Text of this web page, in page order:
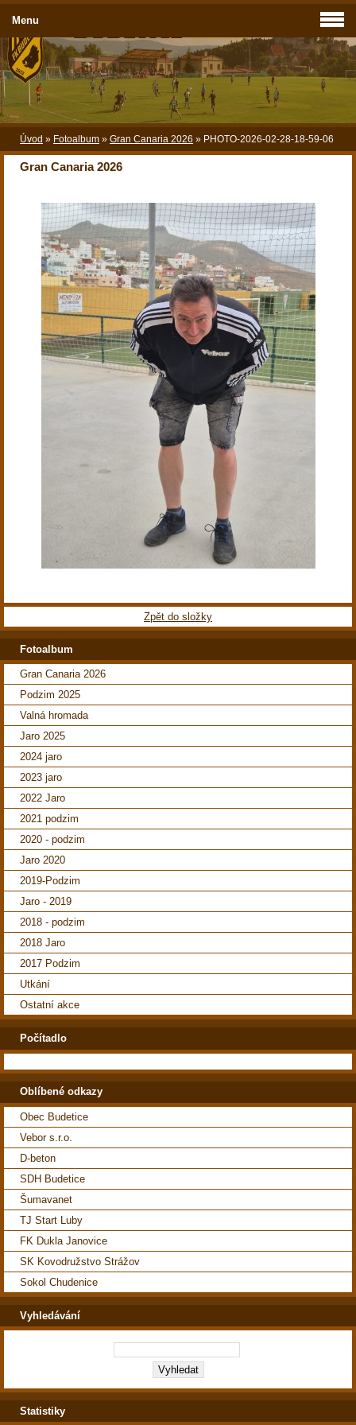
Úvod » Fotoalbum » Gran Canaria 2026 » PHOTO-2026-02-28-18-59-06
Gran Canaria 2026
Zpět do složky
Menu
Fotoalbum
Gran Canaria 2026
Podzim 2025
Valná hromada
Jaro 2025
2024 jaro
2023 jaro
2022 Jaro
2021 podzim
2020 - podzim
Jaro 2020
2019-Podzim
Jaro - 2019
2018 - podzim
2018 Jaro
2017 Podzim
Utkání
Ostatní akce
Počítadlo
Oblíbené odkazy
Obec Budetice
Vebor s.r.o.
D-beton
SDH Budetice
Šumavanet
TJ Start Luby
FK Dukla Janovice
SK Kovodružstvo Strážov
Sokol Chudenice
Vyhledávání
Statistiky